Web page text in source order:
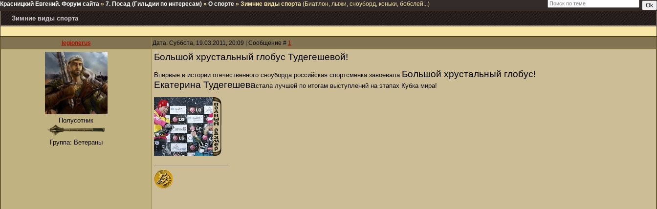
Красницкий Евгений. Форум сайта » 7. Посад (Гильдии по интересам) » О спорте » Зимние виды спорта (Биатлон, лыжи, сноуборд, коньки, бобслей...)
Зимние виды спорта
legionerus Дата: Суббота, 19.03.2011, 20:09 | Сообщение # 1
Полусотник
Группа: Ветераны
Большой хрустальный глобус Тудегешевой!
Впервые в истории отечественного сноуборда российская спортсменка завоевала Большой хрустальный глобус!
Екатерина Тудегешевастала лучшей по итогам выступлений на этапах Кубка мира!